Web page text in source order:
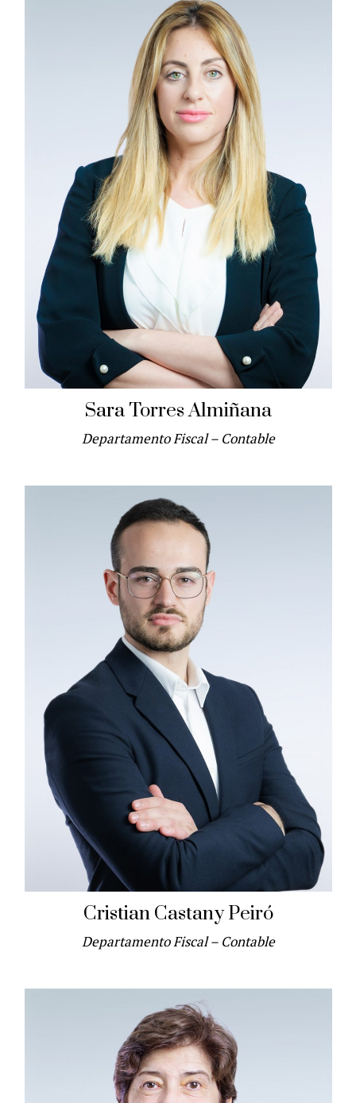
Sara Torres Almiñana
Departamento Fiscal – Contable
Cristian Castany Peiró
Departamento Fiscal – Contable